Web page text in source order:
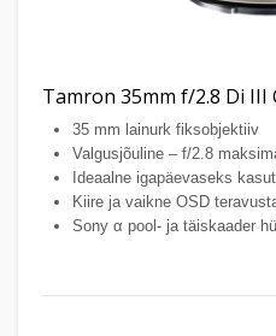
Tamron 35mm f/2.8 Di III
35 mm lainurk fiksobjektiiv
Valgusjõuline – f/2.8
Ideaalne igapäevaseks
Kiire ja vaikne OSD
Sony α pool- ja täiskaader